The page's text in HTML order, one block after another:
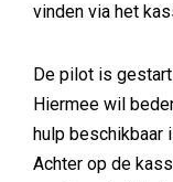
vinden via het
De pilot is
Hiermee wil
hulp beschikbaar
Achter op de